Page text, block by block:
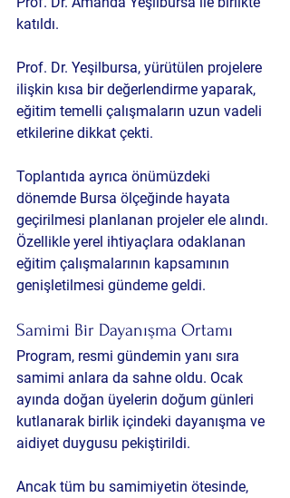
katıldı.
Prof. Dr. Yeşilbursa, yürütülen projelere
ilişkin kısa bir değerlendirme yaparak,
eğitim temelli çalışmaların uzun vadeli
etkilerine dikkat çekti.
Toplantıda ayrıca önümüzdeki
dönemde Bursa ölçeğinde hayata
geçirilmesi planlanan projeler ele alındı.
Özellikle yerel ihtiyaçlara odaklanan
eğitim çalışmalarının kapsamının
genişletilmesi gündeme geldi.
Samimi Bir Dayanışma Ortamı
Program, resmi gündemin yanı sıra
samimi anlara da sahne oldu. Ocak
ayında doğan üyelerin doğum günleri
kutlanarak birlik içindeki dayanışma ve
aidiyet duygusu pekiştirildi.
Ancak tüm bu samimiyetin ötesinde,